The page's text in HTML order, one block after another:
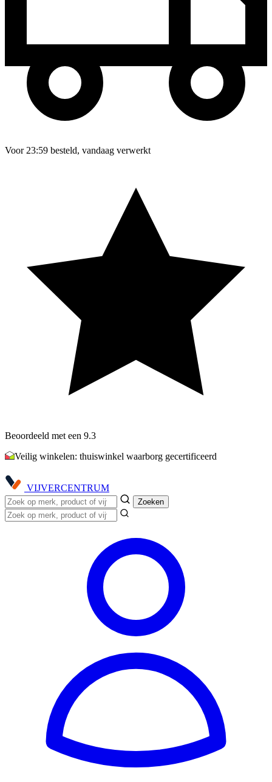
Voor 23:59 besteld, vandaag verwerkt
Beoordeeld met een 9.3
Veilig winkelen: thuiswinkel waarborg gecertificeerd
VIJVERCENTRUM
Zoeken